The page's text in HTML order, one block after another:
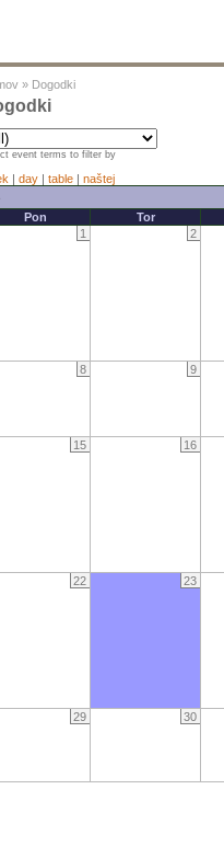
» Dogodki
event terms to filter by
| day | table | naštej
Pon
Tor
1
2
8 9
15 16
22 23
29 30